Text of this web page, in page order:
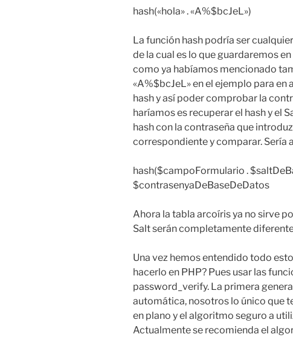
hash(«hola» . «A%$bcJeL»)
La función hash podría ser
de la cual es lo que guardaremos
como ya habíamos mencionado
«A%$bcJeL» en el ejemplo para
hash y así poder comprobar la
haríamos es recuperar el hash y el
hash con la contraseña que
correspondiente y comparar. Sería
hash($campoFormulario .
$contrasenyaDeBaseDeDatos
Ahora la tabla arcoíris ya no sirve
Salt serán completamente
Una vez hemos entendido todo
hacerlo en PHP? Pues usar las
password_verify. La primera
automática, nosotros lo único que
en plano y el algoritmo seguro a
Actualmente se recomienda el